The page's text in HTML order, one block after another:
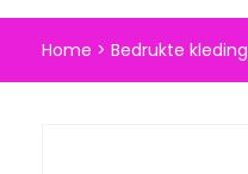
Home > Bedrukte kleding